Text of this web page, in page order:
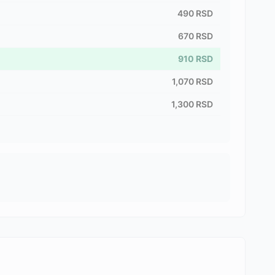
490 RSD
670 RSD
910 RSD
1,070 RSD
1,300 RSD